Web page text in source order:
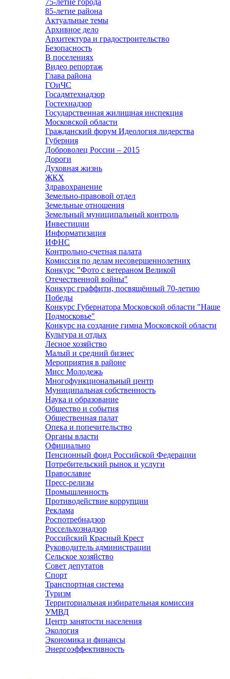
75-летие города
85-летие района
Актуальные темы
Архивное дело
Архитектура и градостроительство
Безопасность
В поселениях
Видео репортаж
Глава района
ГОиЧС
Госадмтехнадзор
Гостехнадзор
Государственная жилищная инспекция
Московской области
Гражданский форум Идеология лидерства
Губерния
Доброволец России – 2015
Дороги
Духовная жизнь
ЖКХ
Здравохранение
Земельно-правовой отдел
Земельные отношения
Земельный муниципальный контроль
Инвестиции
Информатизация
ИФНС
Контрольно-счетная палата
Комиссия по делам несовершеннолетних
Конкурс "Фото с ветераном Великой
Отечественной войны"
Конкурс граффити, посвящённый 70-летию
Победы
Конкурс Губернатора Московской области "Наше
Подмосковье"
Конкурс на создание гимна Московской области
Культура и отдых
Лесное хозяйство
Малый и средний бизнес
Мероприятия в районе
Мисс Молодежь
Многофункциональный центр
Муниципальная собственность
Наука и образование
Общество и события
Общественная палат
Опека и попечительство
Органы власти
Официально
Пенсионный фонд Российской Федерации
Потребительский рынок и услуги
Православие
Пресс-релизы
Промышленность
Противодействие коррупции
Реклама
Роспотребнадзор
Россельхознадзор
Российский Красный Крест
Руководитель администрации
Сельское хозяйство
Совет депутатов
Спорт
Транспортная система
Туризм
Территориальная избирательная комиссия
УМВД
Центр занятости населения
Экология
Экономика и финансы
Энергоэффективность